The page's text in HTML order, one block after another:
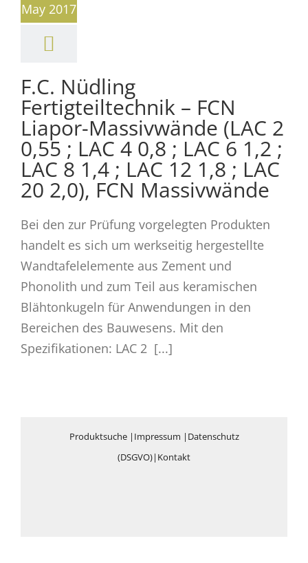
May 2017
F.C. Nüdling
Fertigteiltechnik – FCN
Liapor-Massivwände (LAC 2
0,55 ; LAC 4 0,8 ; LAC 6 1,2 ;
LAC 8 1,4 ; LAC 12 1,8 ; LAC
20 2,0), FCN Massivwände
Bei den zur Prüfung vorgelegten Produkten
handelt es sich um werkseitig hergestellte
Wandtafelelemente aus Zement und
Phonolith und zum Teil aus keramischen
Blähtonkugeln für Anwendungen in den
Bereichen des Bauwesens. Mit den
Spezifikationen: LAC 2 [...]
Produktsuche| Impressum | Datenschutz
(DSGVO)| Kontakt